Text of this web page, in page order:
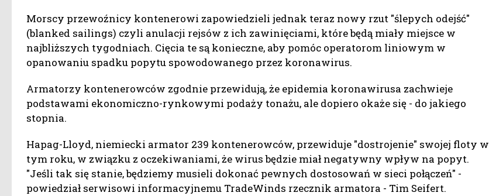
Morscy przewoźnicy kontenerowi zapowiedzieli jednak teraz nowy rzut "ślepych odejść"
(blanked sailings) czyli anulacji rejsów z ich zawinięciami, które będą miały miejsce w
najbliższych tygodniach. Cięcia te są konieczne, aby pomóc operatorom liniowym w
opanowaniu spadku popytu spowodowanego przez koronawirus.
Armatorzy kontenerowców zgodnie przewidują, że epidemia koronawirusa zachwieje
podstawami ekonomiczno-rynkowymi podaży tonażu, ale dopiero okaże się - do jakiego
stopnia.
Hapag-Lloyd, niemiecki armator 239 kontenerowców, przewiduje "dostrojenie" swojej floty w
tym roku, w związku z oczekiwaniami, że wirus będzie miał negatywny wpływ na popyt.
"Jeśli tak się stanie, będziemy musieli dokonać pewnych dostosowań w sieci połączeń" -
powiedział serwisowi informacyjnemu TradeWinds rzecznik armatora - Tim Seifert.